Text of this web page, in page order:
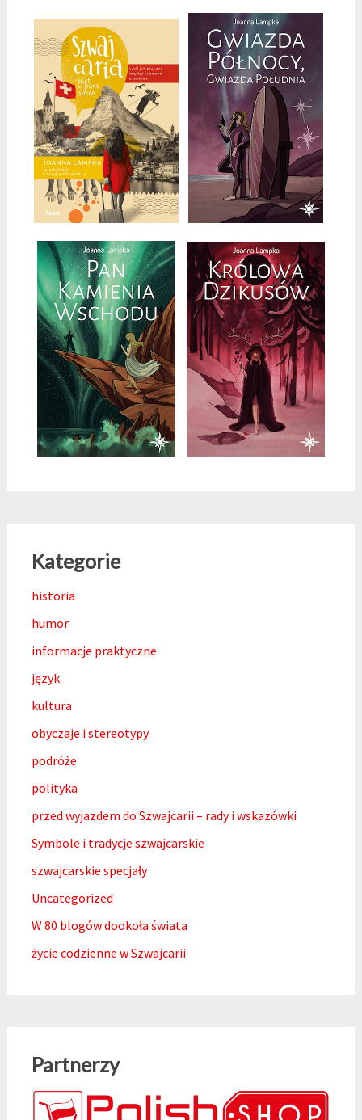
Kategorie
historia
humor
informacje praktyczne
język
kultura
obyczaje i stereotypy
podróże
polityka
przed wyjazdem do Szwajcarii – rady i wskazówki
Symbole i tradycje szwajcarskie
szwajcarskie specjały
Uncategorized
W 80 blogów dookoła świata
życie codzienne w Szwajcarii
Partnerzy